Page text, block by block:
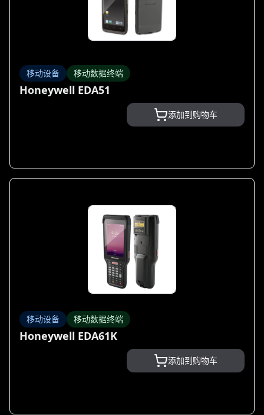
移动设备 移动数据终端
Honeywell EDA51
添加到购物车
移动设备 移动数据终端
Honeywell EDA61K
添加到购物车